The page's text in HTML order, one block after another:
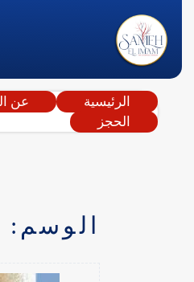
الرئيسية عن
الحجز
الوسم: